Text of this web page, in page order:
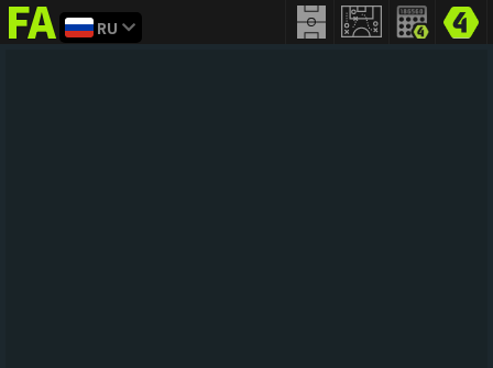
FIFAaddict
RU